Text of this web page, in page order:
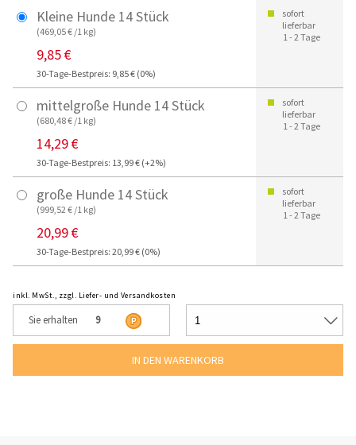
Kleine Hunde 14 Stück
(469,05 € /1 kg)
9,85 €
30-Tage-Bestpreis: 9,85 € (0%)
sofort
lieferbar
1 - 2 Tage
mittelgroße Hunde 14 Stück
(680,48 € /1 kg)
14,29 €
30-Tage-Bestpreis: 13,99 € (+2%)
sofort
lieferbar
1 - 2 Tage
große Hunde 14 Stück
(999,52 € /1 kg)
20,99 €
30-Tage-Bestpreis: 20,99 € (0%)
sofort
lieferbar
1 - 2 Tage
inkl. MwSt., zzgl. Liefer- und Versandkosten
Sie erhalten 9